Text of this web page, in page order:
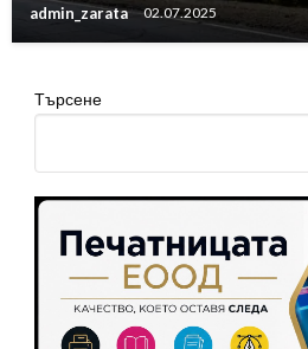
admin_zarata 02.07.2025
Търсене